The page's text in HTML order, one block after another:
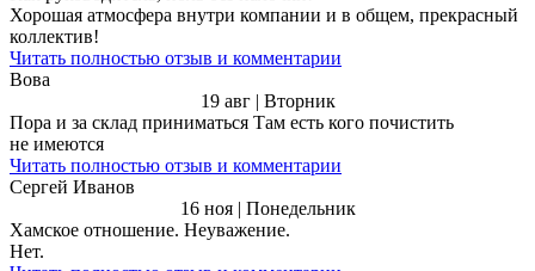
Хорошая атмосфера внутри компании и в общем, прекрасный
коллектив!
Читать полностью отзыв и комментарии
Вова
19 авг | Вторник
Пора и за склад приниматься Там есть кого почистить
не имеются
Читать полностью отзыв и комментарии
Сергей Иванов
16 ноя | Понедельник
Хамское отношение. Неуважение.
Нет.